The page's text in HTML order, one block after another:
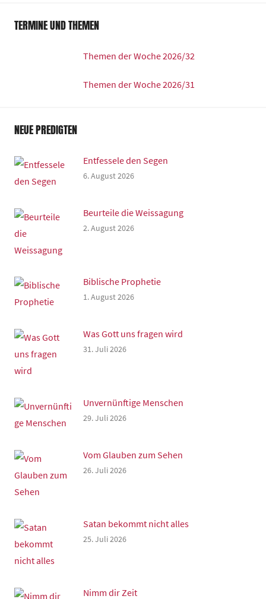
TERMINE UND THEMEN
Themen der Woche 2026/32
Themen der Woche 2026/31
NEUE PREDIGTEN
Entfessele den Segen
6. August 2026
Beurteile die Weissagung
2. August 2026
Biblische Prophetie
1. August 2026
Was Gott uns fragen wird
31. Juli 2026
Unvernünftige Menschen
29. Juli 2026
Vom Glauben zum Sehen
26. Juli 2026
Satan bekommt nicht alles
25. Juli 2026
Nimm dir Zeit